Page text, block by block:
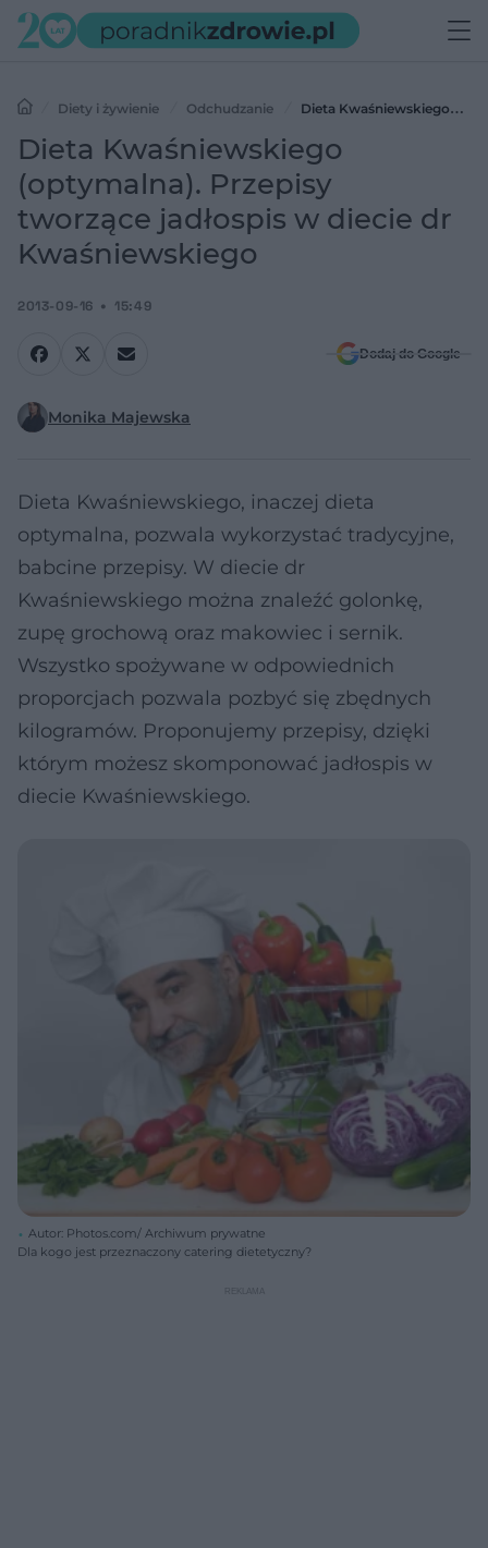
Diety i żywienie Odchudzanie
Dieta Kwaśniewskiego
(optymalna). Przepisy tworzące jadłospis w diecie dr
Dieta Kwaśniewskiego
(optymalna). Przepisy
tworzące jadłospis w diecie dr
Kwaśniewskiego
2013-09-16 15:49
Dodaj do Google
Monika Majewska
Dieta Kwaśniewskiego, inaczej dieta
optymalna, pozwala wykorzystać tradycyjne,
babcine przepisy. W diecie dr
Kwaśniewskiego można znaleźć golonkę,
zupę grochową oraz makowiec i sernik.
Wszystko spożywane w odpowiednich
proporcjach pozwala pozbyć się zbędnych
kilogramów. Proponujemy przepisy, dzięki
którym możesz skomponować jadłospis w
diecie Kwaśniewskiego.
Autor: Photos.com/ Archiwum prywatne
Dla kogo jest przeznaczony catering dietetyczny?